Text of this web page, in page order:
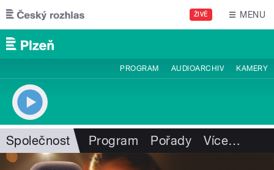
Přejít k hlavnímu obsahu
ŽIVĚ MENU
PROGRAM AUDIOARCHIV KAMERY
Společnost Program Pořady Více…